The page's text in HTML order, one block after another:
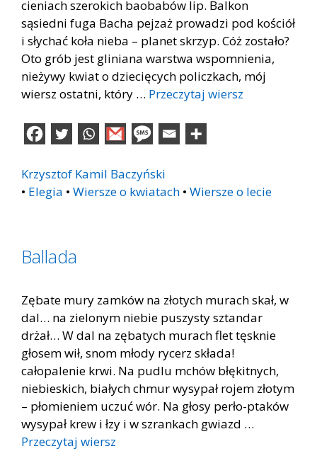
cieniach szerokich baobabów lip. Balkon
sąsiedni fuga Bacha pejzaż prowadzi pod kościół
i słychać koła nieba – planet skrzyp. Cóż zostało?
Oto grób jest gliniana warstwa wspomnienia,
nieżywy kwiat o dziecięcych policzkach, mój
wiersz ostatni, który … Przeczytaj wiersz
Krzysztof Kamil Baczyński
• Elegia • Wiersze o kwiatach • Wiersze o lecie
Ballada
Zębate mury zamków na złotych murach skał, w
dal… na zielonym niebie puszysty sztandar
drżał… W dal na zębatych murach flet tęsknie
głosem wił, snom młody rycerz składa!
całopalenie krwi. Na pudlu mchów błękitnych,
niebieskich, białych chmur wysypał rojem złotym
– płomieniem uczuć wór. Na głosy perło-ptaków
wysypał krew i łzy i w szrankach gwiazd …
Przeczytaj wiersz